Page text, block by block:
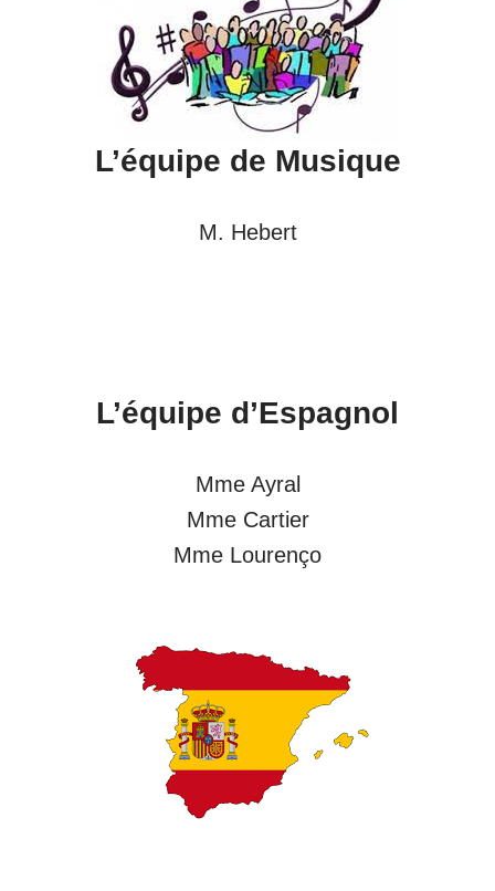
L’équipe de Musique
M. Hebert
L’équipe d’Espagnol
Mme Ayral
Mme Cartier
Mme Lourenço